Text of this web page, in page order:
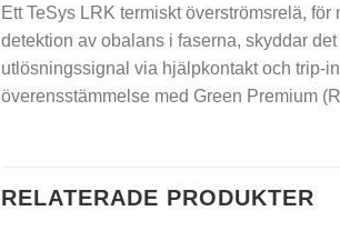
Ett TeSys LRK termiskt överströmsrelä,
detektion av obalans i faserna, skyddar
utlösningssignal via hjälpkontakt och trip-
överensstämmelse med Green Premium
RELATERADE PRODUKTER